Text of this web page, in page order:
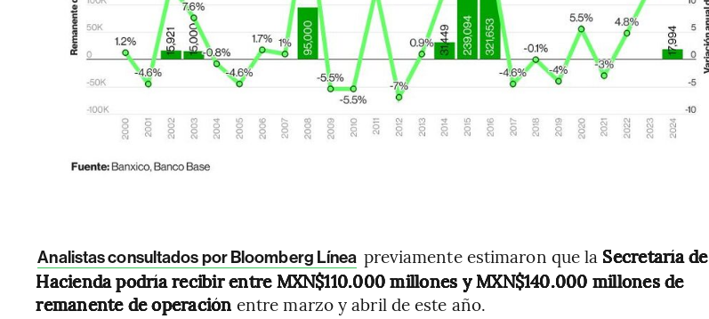
Analistas consultados por Bloomberg Línea previamente estimaron que la Secretaría de
Hacienda podría recibir entre MXN$110.000 millones y MXN$140.000 millones de
remanente de operación entre marzo y abril de este año.